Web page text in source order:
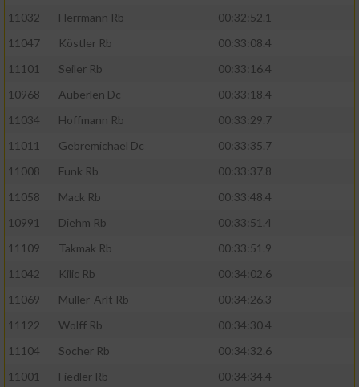
11032
Herrmann Rb
00:32:52.1
11047
Köstler Rb
00:33:08.4
11101
Seiler Rb
00:33:16.4
10968
Auberlen Dc
00:33:18.4
11034
Hoffmann Rb
00:33:29.7
11011
Gebremichael Dc
00:33:35.7
11008
Funk Rb
00:33:37.8
11058
Mack Rb
00:33:48.4
10991
Diehm Rb
00:33:51.4
11109
Takmak Rb
00:33:51.9
11042
Kilic Rb
00:34:02.6
11069
Müller-Arlt Rb
00:34:26.3
11122
Wolff Rb
00:34:30.4
11104
Socher Rb
00:34:32.6
11001
Fiedler Rb
00:34:34.4